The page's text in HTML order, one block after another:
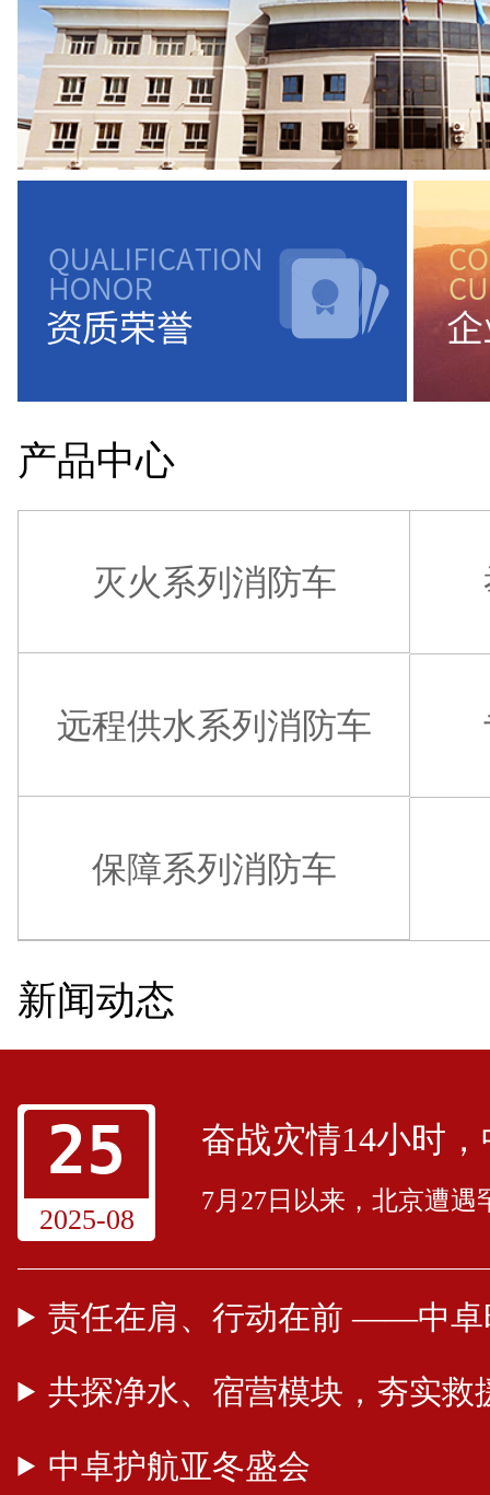
产品中心
灭火系列消防车
远程供水系列消防车
保障系列消防车
新闻动态
25
2025-08
7月27日以来，北京遭
共探净水、宿营模块，夯实救
中卓护航亚冬盛会